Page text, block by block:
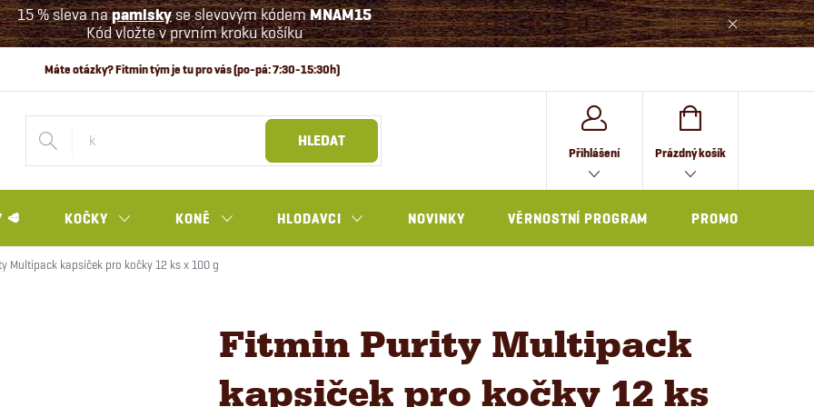
15 % sleva napamlskyse slevovým kódemMNAM15
Kód vložte v prvním kroku košíku
HLEDAT
Přihlášení
NÁKUPNÍ
KOŠÍK
Prázdný košík
🥩 KOČKY KONĚ HLODAVCI NOVINKY VĚRNOSTNÍ PROGRAM PROMO
Multipack kapsiček pro kočky 12 ks x 100 g
Fitmin Purity Multipack
kapsiček pro kočky 12 ks